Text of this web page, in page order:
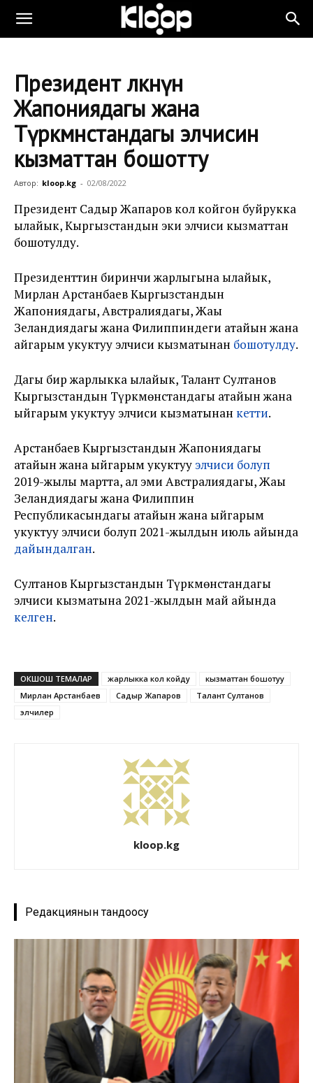
Президент өлкөнүн
Жапониядагы жана
Түркмөнстандагы элчисин
кызматтан бошотту
Автор: kloop.kg - 02/08/2022
Президент Садыр Жапаров кол койгон буйрукка
ылайык, Кыргызстандын эки элчиси кызматтан
бошотулду.
Президенттин биринчи жарлыгына ылайык,
Мирлан Арстанбаев Кыргызстандын
Жапониядагы, Австралиядагы, Жаңы
Зеландиядагы жана Филиппиндеги атайын жана
айгарым укуктуу элчиси кызматынан бошотулду.
Дагы бир жарлыкка ылайык, Талант Султанов
Кыргызстандын Түркмөнстандагы атайын жана
ыйгарым укуктуу элчиси кызматынан кетти.
Арстанбаев Кыргызстандын Жапониядагы
атайын жана ыйгарым укуктууэлчиси болуп
2019-жылы мартта, ал эми Австралиядагы, Жаңы
Зеландиядагы жана Филиппин
Республикасындагы атайын жана ыйгарым
укуктуу элчиси болуп 2021-жылдын июль айында
дайындалган.
Султанов Кыргызстандын Түркмөнстандагы
элчиси кызматына 2021-жылдын май айында
келген.
ОКШОШ ТЕМАЛАР жарлыкка кол койду
кызматтан бошотуу
Мирлан Арстанбаев
Садыр Жапаров
Талант Султанов
элчилер
kloop.kg
Редакциянын тандоосу